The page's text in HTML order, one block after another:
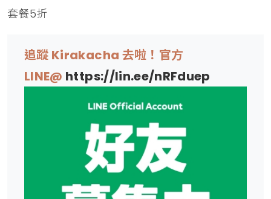
套餐5折
追蹤 Kirakacha 去啦！官方
LINE@ https://lin.ee/nRFduep